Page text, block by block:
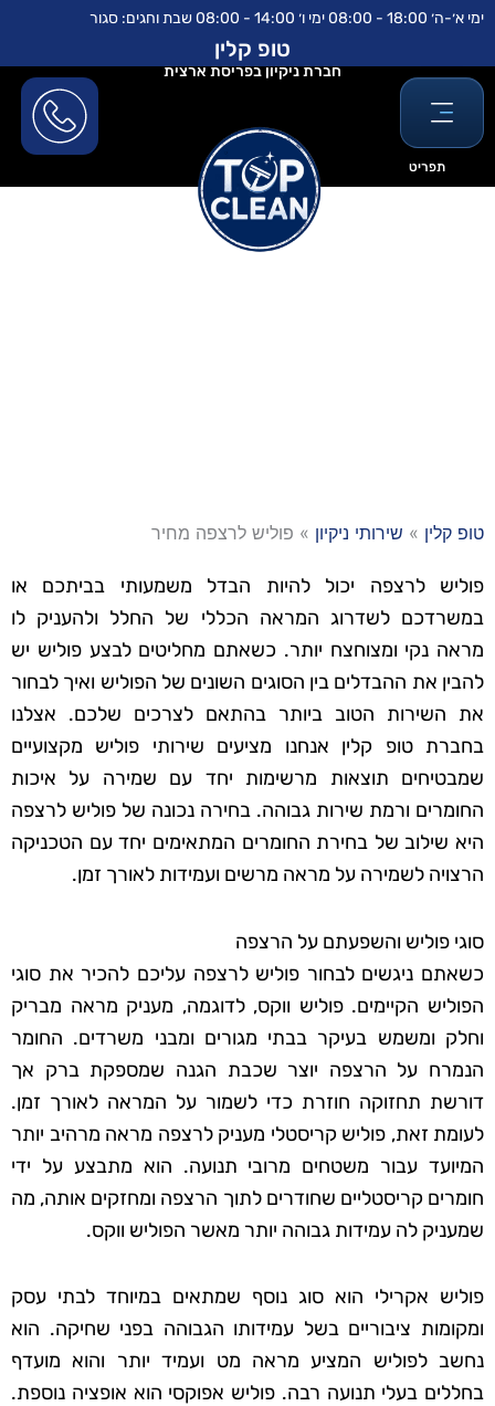
לתוכן
דילוג
ימי א׳-ה׳ 18:00 - 08:00 ימי ו׳ 14:00 - 08:00 שבת וחגים: סגור
תפריט
טופ קלין
חברת ניקיון בפריסת ארצית
טופ קלין » שירותי ניקיון » פוליש לרצפה מחיר
פוליש לרצפה יכול להיות הבדל משמעותי בביתכם או
במשרדכם לשדרוג המראה הכללי של החלל ולהעניק לו
מראה נקי ומצוחצח יותר. כשאתם מחליטים לבצע פוליש יש
להבין את ההבדלים בין הסוגים השונים של הפוליש ואיך לבחור
את השירות הטוב ביותר בהתאם לצרכים שלכם. אצלנו
בחברת טופ קלין אנחנו מציעים שירותי פוליש מקצועיים
שמבטיחים תוצאות מרשימות יחד עם שמירה על איכות
החומרים ורמת שירות גבוהה. בחירה נכונה של פוליש לרצפה
היא שילוב של בחירת החומרים המתאימים יחד עם הטכניקה
הרצויה לשמירה על מראה מרשים ועמידות לאורך זמן.
סוגי פוליש והשפעתם על הרצפה
כשאתם ניגשים לבחור פוליש לרצפה עליכם להכיר את סוגי
הפוליש הקיימים. פוליש ווקס, לדוגמה, מעניק מראה מבריק
וחלק ומשמש בעיקר בבתי מגורים ומבני משרדים. החומר
הנמרח על הרצפה יוצר שכבת הגנה שמספקת ברק אך
דורשת תחזוקה חוזרת כדי לשמור על המראה לאורך זמן.
לעומת זאת, פוליש קריסטלי מעניק לרצפה מראה מרהיב יותר
המיועד עבור משטחים מרובי תנועה. הוא מתבצע על ידי
חומרים קריסטליים שחודרים לתוך הרצפה ומחזקים אותה, מה
שמעניק לה עמידות גבוהה יותר מאשר הפוליש ווקס.
פוליש אקרילי הוא סוג נוסף שמתאים במיוחד לבתי עסק
ומקומות ציבוריים בשל עמידותו הגבוהה בפני שחיקה. הוא
נחשב לפוליש המציע מראה מט ועמיד יותר והוא מועדף
בחללים בעלי תנועה רבה. פוליש אפוקסי הוא אופציה נוספת.